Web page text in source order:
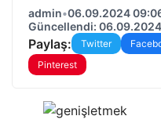
admin•06.09.2024
Güncellendi:
Paylaş: Twitter
Pinterest